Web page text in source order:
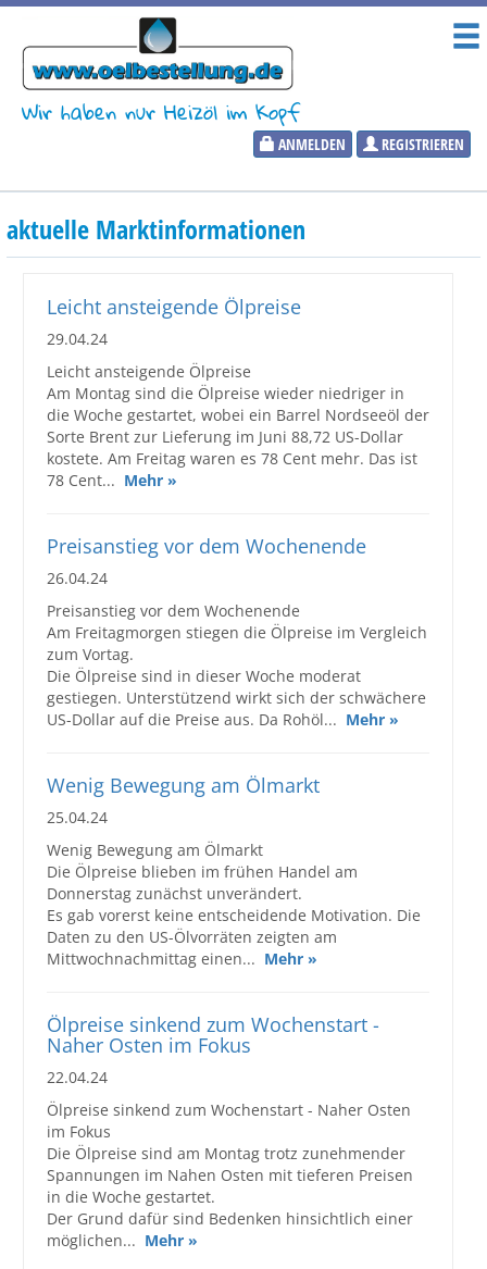
Wir haben nur Heizöl im Kopf
ANMELDEN REGISTRIEREN
Heizölpreise
Aktueller Heizölpreis
Marktinformationen
Wunschpreis Benachrichtigung
Produkte
Service
Händler
Hilfe und Kontakt
aktuelle Marktinformationen
Leicht ansteigende Ölpreise
29.04.24
Leicht ansteigende Ölpreise
Am Montag sind die Ölpreise wieder niedriger in
die Woche gestartet, wobei ein Barrel Nordseeöl der
Sorte Brent zur Lieferung im Juni 88,72 US-Dollar
kostete. Am Freitag waren es 78 Cent mehr. Das ist
78 Cent... Mehr »
Preisanstieg vor dem Wochenende
26.04.24
Preisanstieg vor dem Wochenende
Am Freitagmorgen stiegen die Ölpreise im Vergleich
zum Vortag.
Die Ölpreise sind in dieser Woche moderat
gestiegen. Unterstützend wirkt sich der schwächere
US-Dollar auf die Preise aus. Da Rohöl... Mehr »
Wenig Bewegung am Ölmarkt
25.04.24
Wenig Bewegung am Ölmarkt
Die Ölpreise blieben im frühen Handel am
Donnerstag zunächst unverändert.
Es gab vorerst keine entscheidende Motivation. Die
Daten zu den US-Ölvorräten zeigten am
Mittwochnachmittag einen... Mehr »
Ölpreise sinkend zum Wochenstart -
Naher Osten im Fokus
22.04.24
Ölpreise sinkend zum Wochenstart - Naher Osten
im Fokus
Die Ölpreise sind am Montag trotz zunehmender
Spannungen im Nahen Osten mit tieferen Preisen
in die Woche gestartet.
Der Grund dafür sind Bedenken hinsichtlich einer
möglichen... Mehr »